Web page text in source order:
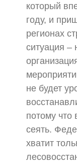
который
году, и
регионах
ситуация –
не будет
потому что
сеять.
хватит